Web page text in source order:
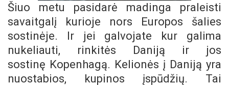
Šiuo metu pasidarė madinga praleisti
savaitgalį kurioje nors Europos šalies
sostinėje. Ir jei galvojate kur galima
nukeliauti, rinkitės Daniją ir jos
sostinę Kopenhagą. Kelionės į Daniją yra
nuostabios, kupinos įspūdžių. Tai